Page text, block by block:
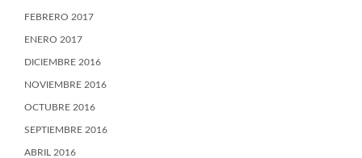
FEBRERO 2017
ENERO 2017
DICIEMBRE 2016
NOVIEMBRE 2016
OCTUBRE 2016
SEPTIEMBRE 2016
ABRIL 2016